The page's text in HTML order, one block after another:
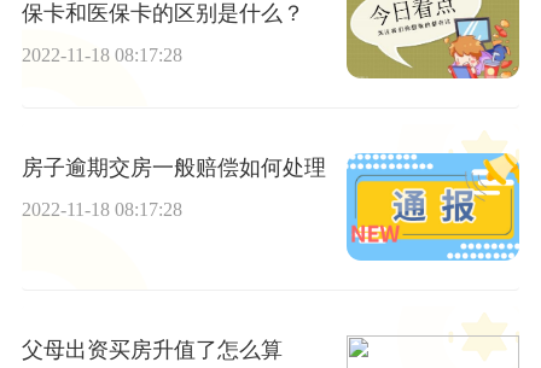
保卡和医保卡的区别是什么？
2022-11-18 08:17:28
房子逾期交房一般赔偿如何处理
2022-11-18 08:17:28
父母出资买房升值了怎么算